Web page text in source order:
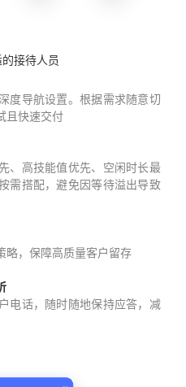
接待人员
度导航设置。根据需求随意切
且快速交付
、高技能值优先、空闲时长最
需搭配，避免因等待溢出导致
略，保障高质量客户留存
电话，随时随地保持应答，减